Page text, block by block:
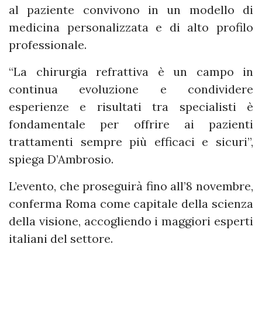
al paziente convivono in un modello di
medicina personalizzata e di alto profilo
professionale.
“La chirurgia refrattiva è un campo in
continua evoluzione e condividere
esperienze e risultati tra specialisti è
fondamentale per offrire ai pazienti
trattamenti sempre più efficaci e sicuri”,
spiega D’Ambrosio.
L’evento, che proseguirà fino all’8 novembre,
conferma Roma come capitale della scienza
della visione, accogliendo i maggiori esperti
italiani del settore.